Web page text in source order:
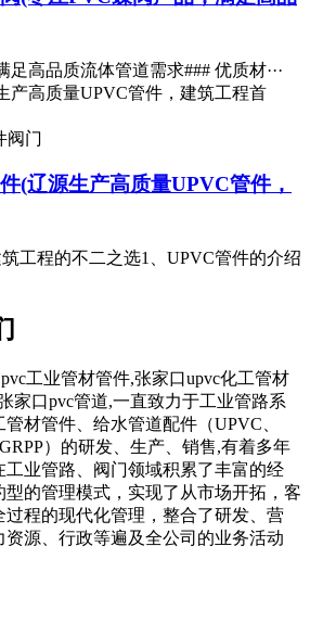
高品质流体管道需求### 优质材···
阀门
(辽源生产高质量UPVC管件，
工程的不二之选1、UPVC管件的介绍
工业管材管件,张家口upvc化工管材
家口pvc管道,一直致力于工业管路系
材管件、给水管道配件（UPVC、
）的研发、生产、销售,有着多年
工业管路、阀门领域积累了丰富的经
的管理模式，实现了从市场开拓，客
过程的现代化管理，整合了研发、营
源、行政等遍及全公司的业务活动